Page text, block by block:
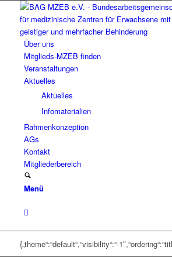
Über uns
Mitglieds-MZEB finden
Veranstaltungen
Aktuelles
Aktuelles
Infomaterialien
Rahmenkonzeption
AGs
Kontakt
Mitgliederbereich
Menü
{„theme“:“default“,“visibility“:“-